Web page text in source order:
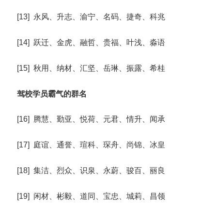
[13] 永风、升志、渝宁、名码、捷奇、科兆
[14] 跃迁、金虎、融哲、贵福、叶浅、淼语
[15] 秋用、纳材、汇坚、岳琳、振露、希桂
驾校学员霸气的群名
[16] 腾慧、勤亚、悦荷、元君、情升、闻承
[17] 庭谊、通誉、瑄科、琛舟、尚锦、冰皇
[18] 集洁、烈众、识泉、永蔚、骏百、丽良
[19] 闲材、彬毅、道同、宝忠、城莉、昌领